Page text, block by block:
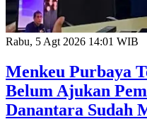
Rabu, 5 Agt 2026 14:01 WIB
Menkeu Purbaya
Belum Ajukan
Danantara Sudah